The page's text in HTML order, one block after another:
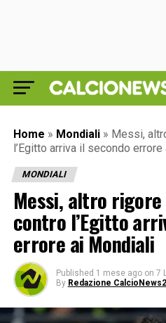
Home » Mondiali » Messi,
l’Egitto arriva il secondo
MONDIALI
Messi, altro
contro l’Egitto
errore ai Mondiali
Published 1 mese ago on 7
By Redazione